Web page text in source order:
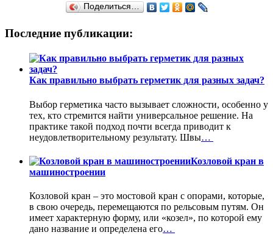
Поделиться…
Последние публикации:
Как правильно выбрать герметик для разных задач?
Выбор герметика часто вызывает сложности, особенно у
тех, кто стремится найти универсальное решение. На
практике такой подход почти всегда приводит к
неудовлетворительному результату. Швы…
Козловой кран в
машиностроении
Козловой кран – это мостовой кран с опорами, которые,
в свою очередь, перемещаются по рельсовым путям. Он
имеет характерную форму, или «козел», по которой ему
дано название и определена его…